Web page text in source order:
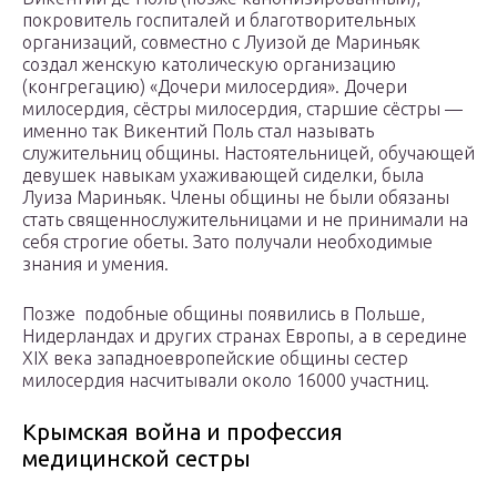
покровитель госпиталей и благотворительных
организаций, совместно с Луизой де Мариньяк
создал женскую католическую организацию
(конгрегацию) «Дочери милосердия». Дочери
милосердия, сёстры милосердия, старшие сёстры —
именно так Викентий Поль стал называть
служительниц общины. Настоятельницей, обучающей
девушек навыкам ухаживающей сиделки, была
Луиза Мариньяк. Члены общины не были обязаны
стать священнослужительницами и не принимали на
себя строгие обеты. Зато получали необходимые
знания и умения.
Позже подобные общины появились в Польше,
Нидерландах и других странах Европы, а в середине
XIX века западноевропейские общины сестер
милосердия насчитывали около 16000 участниц.
Крымская война и профессия
медицинской сестры